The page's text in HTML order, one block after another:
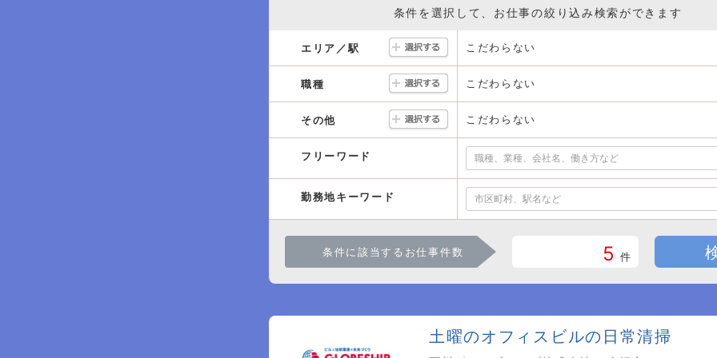
条件を選択して、お仕事の絞り込み検索ができます
エリア／駅 こだわらない
職種 こだわらない
その他 こだわらない
フリーワード
勤務地キーワード
条件に該当するお仕事件数 5 件
土曜のオフィスビルの日常清掃